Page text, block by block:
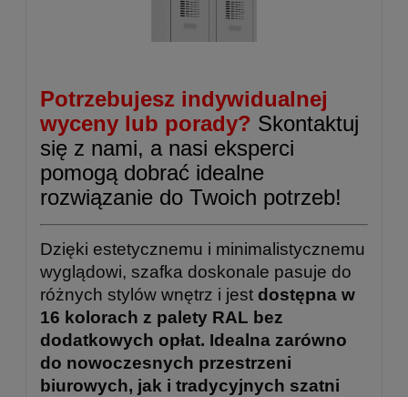
Potrzebujesz indywidualnej
wyceny lub porady? Skontaktuj
się z nami, a nasi eksperci
pomogą dobrać idealne
rozwiązanie do Twoich potrzeb!
Dzięki estetycznemu i minimalistycznemu
wyglądowi, szafka doskonale pasuje do
różnych stylów wnętrz i jest dostępna w
16 kolorach z palety RAL bez
dodatkowych opłat. Idealna zarówno
do nowoczesnych przestrzeni
biurowych, jak i tradycyjnych szatni